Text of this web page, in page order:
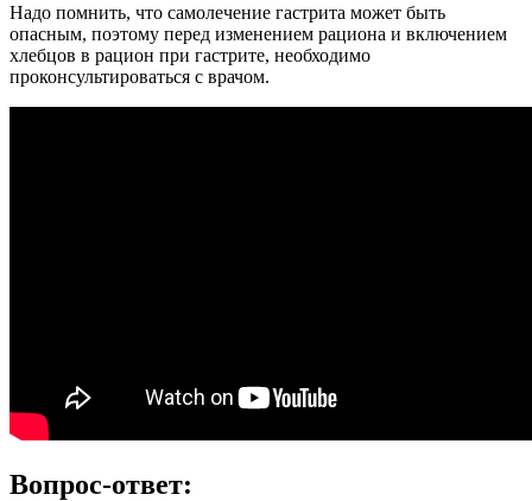
Надо помнить, что самолечение гастрита может быть
опасным, поэтому перед изменением рациона и включением
хлебцов в рацион при гастрите, необходимо
проконсультироваться с врачом.
Вопрос-ответ: